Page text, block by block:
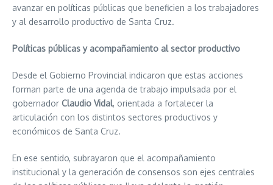
avanzar en políticas públicas que beneficien a los trabajadores
y al desarrollo productivo de Santa Cruz.
Políticas públicas y acompañamiento al sector productivo
Desde el Gobierno Provincial indicaron que estas acciones
forman parte de una agenda de trabajo impulsada por el
gobernador Claudio Vidal, orientada a fortalecer la
articulación con los distintos sectores productivos y
económicos de Santa Cruz.
En ese sentido, subrayaron que el acompañamiento
institucional y la generación de consensos son ejes centrales